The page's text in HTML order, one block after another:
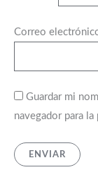
Correo
Guardar mi
navegador para